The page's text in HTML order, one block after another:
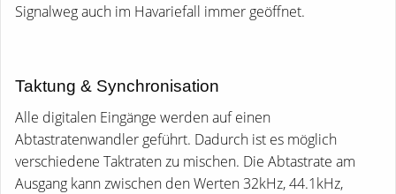
Signalweg auch im Havariefall immer geöffnet.
Taktung & Synchronisation
Alle digitalen Eingänge werden auf einen
Abtastratenwandler geführt. Dadurch ist es möglich
verschiedene Taktraten zu mischen. Die Abtastrate am
Ausgang kann zwischen den Werten 32kHz, 44.1kHz,